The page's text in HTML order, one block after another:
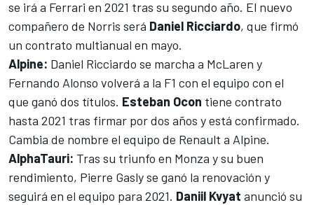
se irá a Ferrari en 2021 tras su segundo año. El nuevo
compañero de Norris será Daniel Ricciardo, que firmó
un contrato multianual en mayo.
Alpine: Daniel Ricciardo se marcha a McLaren y
Fernando Alonso volverá a la F1 con el equipo con el
que ganó dos títulos. Esteban Ocon tiene contrato
hasta 2021 tras firmar por dos años y está confirmado.
Cambia de nombre el equipo de Renault a Alpine.
AlphaTauri: Tras su triunfo en Monza y su buen
rendimiento, Pierre Gasly se ganó la renovación y
seguirá en el equipo para 2021. Daniil Kvyat anunció su